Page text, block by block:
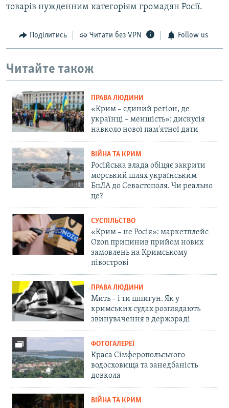
товарів нужденним категоріям громадян Росії.
Поділитись Читати без VPN Follow us
Читайте також
ПРАВА ЛЮДИНИ
«Крим – єдиний регіон, де
українці – меншість»: дискусія
навколо нової пам'ятної дати
ВІЙНА ТА КРИМ
Російська влада обіцяє закрити
морський шлях українським
БпЛА до Севастополя. Чи реально
це?
СУСПІЛЬСТВО
«Крим – не Росія»: маркетплейс
Ozon припинив прийом нових
замовлень на Кримському
півострові
ПРАВА ЛЮДИНИ
Мить – і ти шпигун. Як у
кримських судах розглядають
звинувачення в держзраді
ФОТОГАЛЕРЕЇ
Краса Сімферопольського
водосховища та занедбаність
довкола
ВІЙНА ТА КРИМ